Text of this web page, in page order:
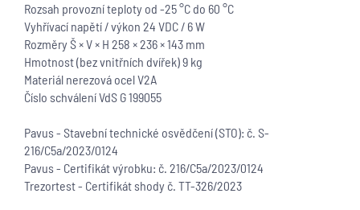
Rozsah provozní teploty od -25 °C do 60 °C
Vyhřívací napětí / výkon 24 VDC / 6 W
Rozměry Š × V × H 258 × 236 × 143 mm
Hmotnost (bez vnitřních dvířek) 9 kg
Materiál nerezová ocel V2A
Číslo schválení VdS G 199055
Pavus - Stavební technické osvědčení (STO): č. S-
216/C5a/2023/0124
Pavus - Certifikát výrobku: č. 216/C5a/2023/0124
Trezortest - Certifikát shody č. TT-326/2023